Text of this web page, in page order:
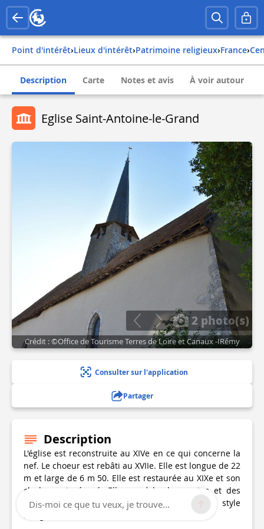
Point d'intérêt› Lieux d'intérêt› Patrimoine religieux› france›
Description Carte Notes et avis À voir autour
Eglise Saint-Antoine-le-Grand
2 photo(s)
Crédit : ©Office de Tourisme Terres de Loire et Canaux -IRémy
Consulter sur l'application
Partager
Description
L'église est reconstruite au XIVe en ce qui concerne la
nef. Le choeur est rebâti au XVIIe. Elle est longue de 22
m et large de 6 m 50. Elle est restaurée au XIXe et son
clocher est réparé. Elle possède des portes et des
fenêtres de style roman, le clocher est de style
solognot.
Dis-moi ce que tu veux, je trouve...